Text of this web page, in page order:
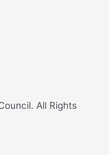
All Rights